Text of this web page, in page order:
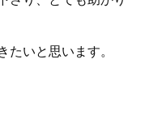
いと思います。